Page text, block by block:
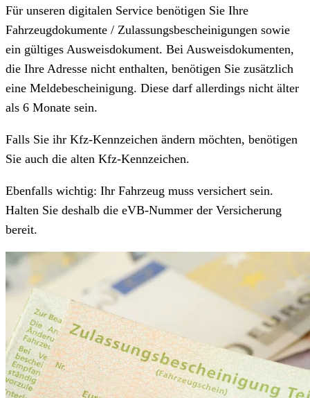
Für unseren digitalen Service benötigen Sie Ihre
Fahrzeugdokumente / Zulassungsbescheinigungen sowie
ein gültiges Ausweisdokument. Bei Ausweisdokumenten,
die Ihre Adresse nicht enthalten, benötigen Sie zusätzlich
eine Meldebescheinigung. Diese darf allerdings nicht älter
als 6 Monate sein.
Falls Sie ihr Kfz-Kennzeichen ändern möchten, benötigen
Sie auch die alten Kfz-Kennzeichen.
Ebenfalls wichtig: Ihr Fahrzeug muss versichert sein.
Halten Sie deshalb die eVB-Nummer der Versicherung
bereit.